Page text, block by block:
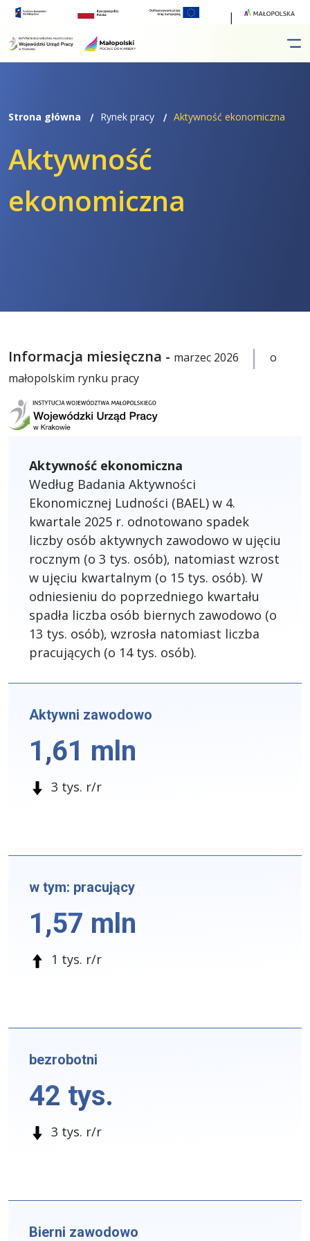
Przejdź
menu
Przejdź
treści
Strona główna Rynek pracy Aktywność ekonomiczna
Aktywność
ekonomiczna
Informacja miesięczna - marzec 2026
o
małopolskim rynku pracy
Aktywność ekonomiczna
Według Badania Aktywności
Ekonomicznej Ludności (BAEL) w 4.
kwartale 2025 r. odnotowano spadek
liczby osób aktywnych zawodowo w ujęciu
rocznym (o 3 tys. osób), natomiast wzrost
w ujęciu kwartalnym (o 15 tys. osób). W
odniesieniu do poprzedniego kwartału
spadła liczba osób biernych zawodowo (o
13 tys. osób), wzrosła natomiast liczba
pracujących (o 14 tys. osób).
Aktywni zawodowo
1,61 mln
3 tys. r/r
w tym: pracujący
1,57 mln
1 tys. r/r
bezrobotni
42 tys.
3 tys. r/r
Bierni zawodowo